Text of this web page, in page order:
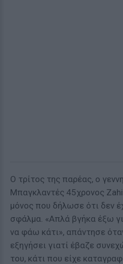
Ο τρίτος της παρέας, ο
Μπαγκλαντές 45χρονος
μόνος που δήλωσε ότι δεν
σφάλμα. «Απλά βγήκα έξω
να φάω κάτι», απάντησε
εξηγήσει γιατί έβαζε
του, κάτι που είχε